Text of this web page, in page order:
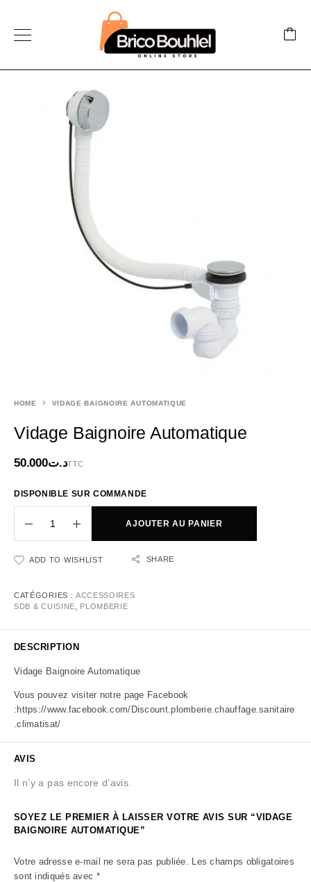
HOME VIDAGE BAIGNOIRE AUTOMATIQUE
Vidage Baignoire Automatique
د.ت50.000 TTC
DISPONIBLE SUR COMMANDE
AJOUTER AU PANIER
ADD TO WISHLIST SHARE
CATÉGORIES : ACCESSOIRES
SDB & CUISINE
PLOMBERIE
DESCRIPTION
Vidage Baignoire Automatique
Vous pouvez visiter notre page Facebook
: https://www.facebook.com/Discount.plomberie.chauffage.sanitaire
.climatisat/
AVIS
Il n’y a pas encore d’avis.
SOYEZ LE PREMIER À LAISSER VOTRE AVIS SUR “VIDAGE
BAIGNOIRE AUTOMATIQUE”
Votre adresse e-mail ne sera pas publiée. Les champs obligatoires
sont indiqués avec *